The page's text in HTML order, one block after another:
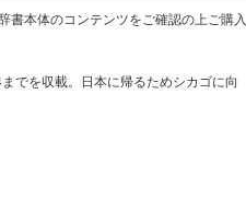
書本体のコンテンツをご確認の上ご購入
でを収載。日本に帰るためシカゴに向